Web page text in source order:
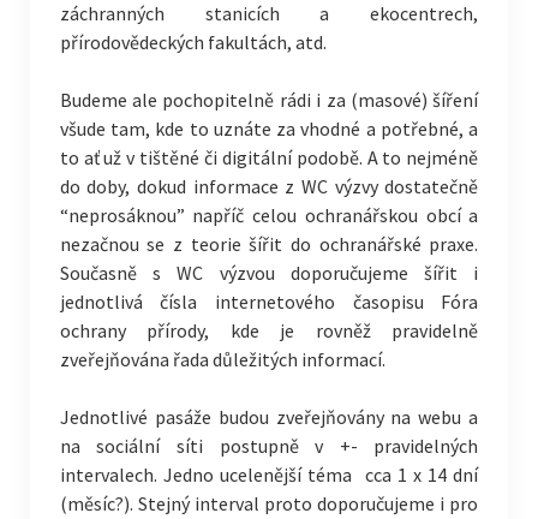
záchranných stanicích a ekocentrech,
přírodovědeckých fakultách, atd.
Budeme ale pochopitelně rádi i za (masové) šíření
všude tam, kde to uznáte za vhodné a potřebné, a
to ať už v tištěné či digitální podobě. A to nejméně
do doby, dokud informace z WC výzvy dostatečně
“neprosáknou” napříč celou ochranářskou obcí a
nezačnou se z teorie šířit do ochranářské praxe.
Současně s WC výzvou doporučujeme šířit i
jednotlivá čísla internetového časopisu Fóra
ochrany přírody, kde je rovněž pravidelně
zveřejňována řada důležitých informací.
Jednotlivé pasáže budou zveřejňovány na webu a
na sociální síti postupně v +- pravidelných
intervalech. Jedno ucelenější téma cca 1 x 14 dní
(měsíc?). Stejný interval proto doporučujeme i pro